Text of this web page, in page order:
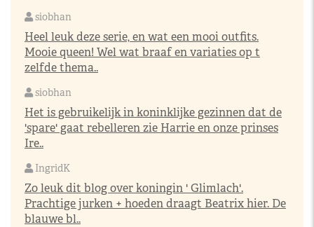
siobhan
Heel leuk deze serie, en wat een mooi outfits.
Mooie queen! Wel wat braaf en variaties op t
zelfde thema..
siobhan
Het is gebruikelijk in koninklijke gezinnen dat de
'spare' gaat rebelleren zie Harrie en onze prinses
Ire..
IngridK
Zo leuk dit blog over koningin ' Glimlach'.
Prachtige jurken + hoeden draagt Beatrix hier. De
blauwe bl..